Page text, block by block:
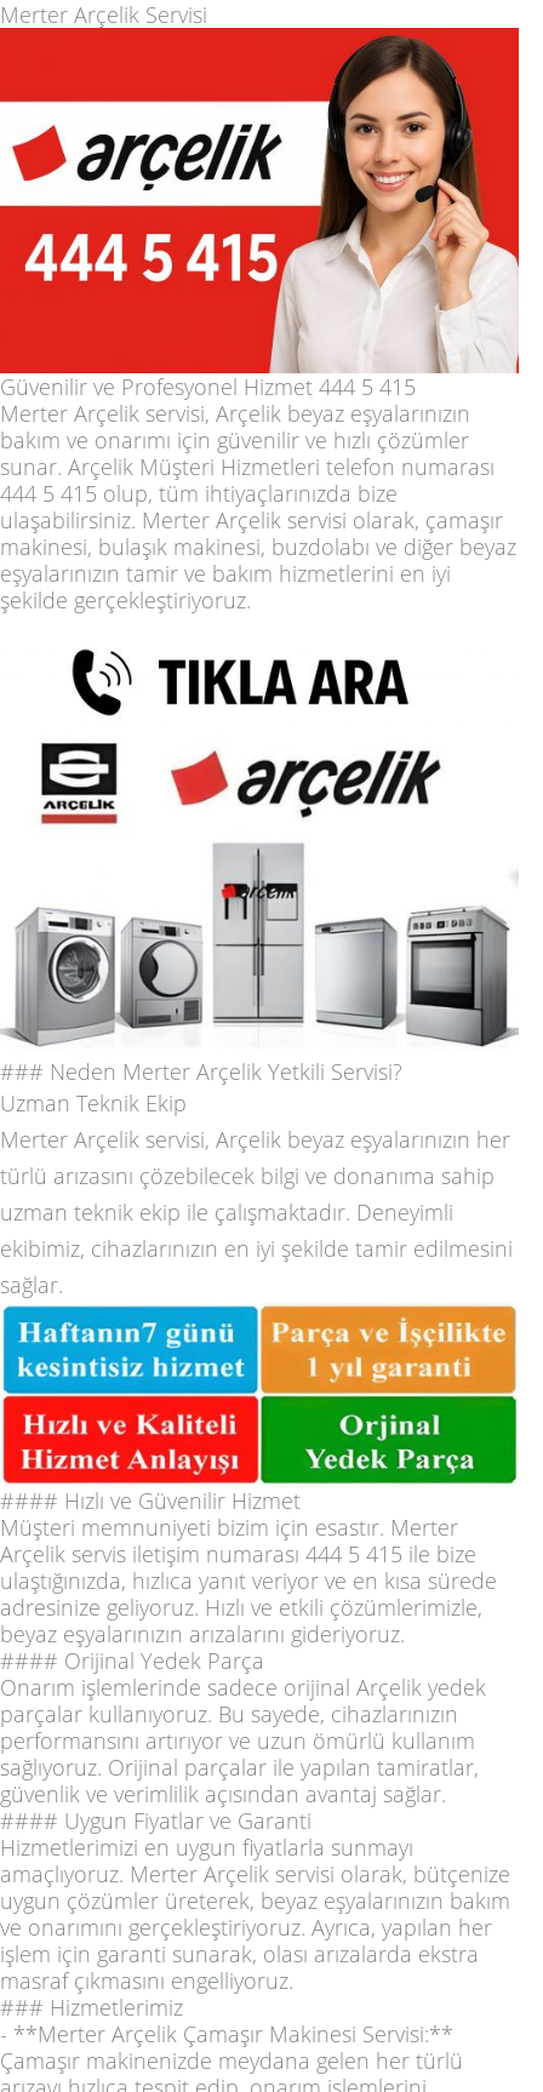
Merter Arçelik Servisi
Güvenilir ve Profesyonel Hizmet 444 5 415
Merter Arçelik servisi, Arçelik beyaz eşyalarınızın
bakım ve onarımı için güvenilir ve hızlı çözümler
sunar. Arçelik Müşteri Hizmetleri telefon numarası
444 5 415 olup, tüm ihtiyaçlarınızda bize
ulaşabilirsiniz. Merter Arçelik servisi olarak, çamaşır
makinesi, bulaşık makinesi, buzdolabı ve diğer beyaz
eşyalarınızın tamir ve bakım hizmetlerini en iyi
şekilde gerçekleştiriyoruz.
### Neden Merter Arçelik Yetkili Servisi?
Uzman Teknik Ekip
Merter Arçelik servisi, Arçelik beyaz eşyalarınızın her
türlü arızasını çözebilecek bilgi ve donanıma sahip
uzman teknik ekip ile çalışmaktadır. Deneyimli
ekibimiz, cihazlarınızın en iyi şekilde tamir edilmesini
sağlar.
#### Hızlı ve Güvenilir Hizmet
Müşteri memnuniyeti bizim için esastır. Merter
Arçelik servis iletişim numarası 444 5 415 ile bize
ulaştığınızda, hızlıca yanıt veriyor ve en kısa sürede
adresinize geliyoruz. Hızlı ve etkili çözümlerimizle,
beyaz eşyalarınızın arızalarını gideriyoruz.
#### Orijinal Yedek Parça
Onarım işlemlerinde sadece orijinal Arçelik yedek
parçalar kullanıyoruz. Bu sayede, cihazlarınızın
performansını artırıyor ve uzun ömürlü kullanım
sağlıyoruz. Orijinal parçalar ile yapılan tamiratlar,
güvenlik ve verimlilik açısından avantaj sağlar.
#### Uygun Fiyatlar ve Garanti
Hizmetlerimizi en uygun fiyatlarla sunmayı
amaçlıyoruz. Merter Arçelik servisi olarak, bütçenize
uygun çözümler üreterek, beyaz eşyalarınızın bakım
ve onarımını gerçekleştiriyoruz. Ayrıca, yapılan her
işlem için garanti sunarak, olası arızalarda ekstra
masraf çıkmasını engelliyoruz.
### Hizmetlerimiz
- **Merter Arçelik Çamaşır Makinesi Servisi:**
Çamaşır makinenizde meydana gelen her türlü